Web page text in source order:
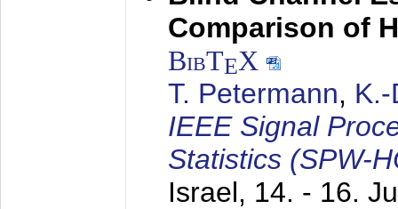
Comparison of
BibTEX
T. Petermann,
IEEE Signal
Statistics (SPW-
Israel, 14. - 16.